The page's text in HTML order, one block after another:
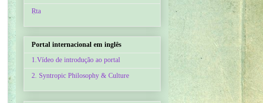
Ṛta
Portal internacional em inglês
1.Vídeo de introdução ao portal
2. Syntropic Philosophy & Culture